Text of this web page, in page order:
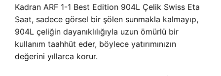
Kadran ARF 1-1 Best Edition 904L Çelik Swiss Eta
Saat, sadece görsel bir şölen sunmakla kalmayıp,
904L çeliğin dayanıklılığıyla uzun ömürlü bir
kullanım taahhüt eder, böylece yatırımınızın
değerini yıllarca korur.